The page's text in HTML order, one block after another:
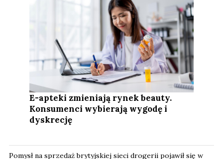
E-apteki zmieniają rynek beauty.
Konsumenci wybierają wygodę i
dyskrecję
Pomysł na sprzedaż brytyjskiej sieci drogerii pojawił się w